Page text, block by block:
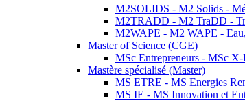
M2SOLIDS - M2 Solids -
M2TRADD - M2 TraDD -
M2WAPE - M2 WAPE -
Master of Science (CGE)
MSc Entrepreneurs - MSc
Mastère spécialisé (Master)
MS ETRE - MS Energies
MS IE - MS Innovation et